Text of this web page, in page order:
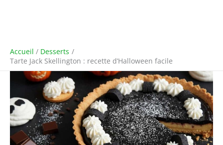
Accueil
Desserts
Tarte Jack Skellington : recette d’Halloween facile